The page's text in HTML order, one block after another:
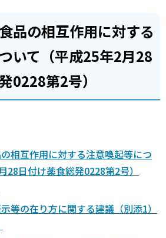
品の相互作用に対する
いて（平成25年2月28
0228第2号）
相互作用に対する注意喚起等につ
28日付け薬食総発0228第2号）
等の在り方に関する建議（別添1）